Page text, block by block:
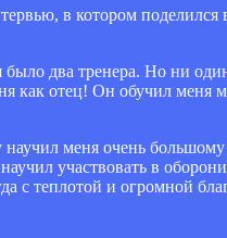
в котором поделился
два тренера. Но ни
как отец! Он обучил
меня очень
участвовать в
с теплотой и огромной